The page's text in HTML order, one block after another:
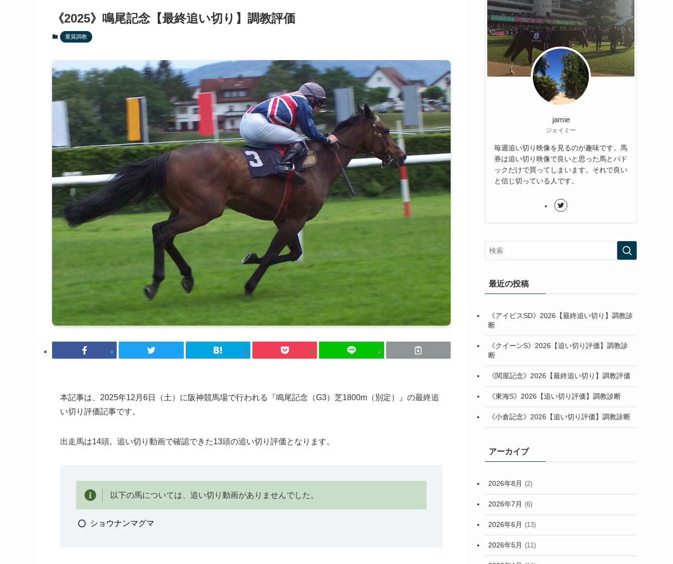
《2025》鳴尾記念【最終追い切り】調教評価
重賞調教
本記事は、2025年12月6日（土）に阪神競馬場で行われる『鳴尾記念（G3）芝1800m（別定）』の最終追
い切り評価記事です。
出走馬は14頭。追い切り動画で確認できた13頭の追い切り評価となります。
以下の馬については、追い切り動画がありませんでした。
ショウナンマグマ
jamie
ジェイミー
毎週追い切り映像を見るのが趣味です。馬
券は追い切り映像で良いと思った馬とパド
ックだけで買ってしまいます。それで良い
と信じ切っている人です。
最近の投稿
《アイビスSD》2026【最終追い切り】調教診
断
《クイーンS》2026【追い切り評価】調教診
断
《関屋記念》2026【最終追い切り】調教評価
《東海S》2026【追い切り評価】調教診断
《小倉記念》2026【追い切り評価】調教診断
アーカイブ
2026年8月 (2)
2026年7月 (6)
2026年6月 (13)
2026年5月 (11)